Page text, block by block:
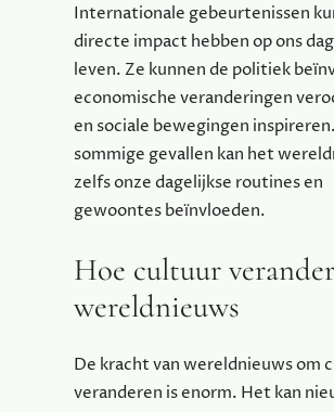
Internationale gebeurtenissen
directe impact hebben op ons
leven. Ze kunnen de politiek
economische veranderingen
en sociale bewegingen
sommige gevallen kan het
zelfs onze dagelijkse routines en
gewoontes beïnvloeden.
Hoe cultuur
wereldnieuws
De kracht van wereldnieuws om
veranderen is enorm. Het kan